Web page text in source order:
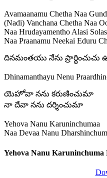
Avamaanamu Chetha Naa
(Nadi) Vanchana Chetha Naa
Naa Hrudayamentho Alasi
Naa Praanamu Neekai Eduru
దినమంతయు నేను ప్రార్ధించుచు
Dhinamanthayu Nenu
యెహోవా నను కరుణించుమా
నా దేవా నను దర్శించుమా
Yehova Nanu Karuninchumaa
Naa Devaa Nanu
Yehova Nanu Karuninchuma